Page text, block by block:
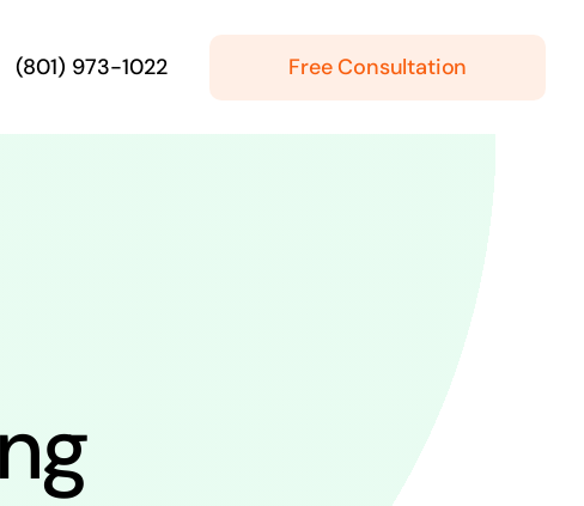
(801) 973-1022 Free Consultation